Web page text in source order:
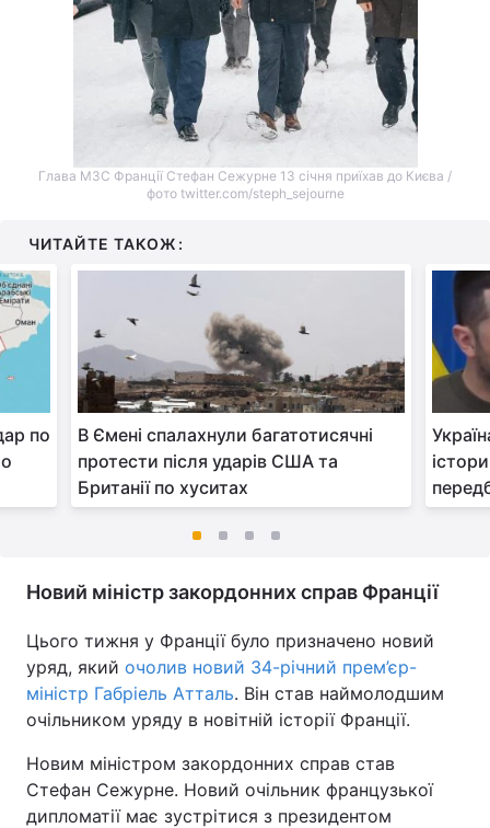
Глава МЗС Франції Стефан Сежурне 13 січня приїхав до Києва /
фото twitter.com/steph_sejourne
ЧИТАЙТЕ ТАКОЖ:
по
В Ємені спалахнули багатотисячні
протести після ударів США та
Британії по хуситах
Новий міністр закордонних справ Франції
Цього тижня у Франції було призначено новий
уряд, який очолив новий 34-річний прем’єр-
міністр Габріель Атталь. Він став наймолодшим
очільником уряду в новітній історії Франції.
Новим міністром закордонних справ став
Стефан Сежурне. Новий очільник французької
дипломатії має зустрітися з президентом